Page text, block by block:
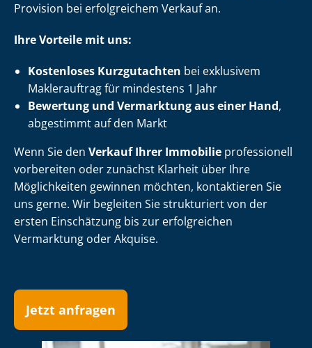
Provision bei erfolgreichem Verkauf an.
Ihre Vorteile mit uns:
Kostenloses Kurzgutachten bei exklusivem
Maklerauftrag für mindestens 1 Jahr
Bewertung und Vermarktung aus einer Hand,
abgestimmt auf den Markt
Wenn Sie den Verkauf Ihrer Immobilie professionell
vorbereiten oder zunächst Klarheit über Ihre
Möglichkeiten gewinnen möchten, kontaktieren Sie
uns gerne. Wir begleiten Sie strukturiert von der
ersten Einschätzung bis zur erfolgreichen
Vermarktung oder Akquise.
Jetzt anfragen